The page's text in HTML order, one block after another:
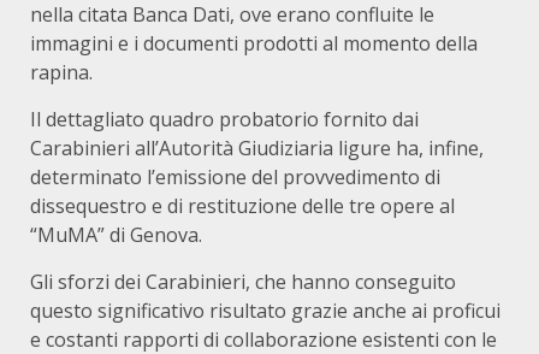
nella citata Banca Dati, ove erano confluite le
immagini e i documenti prodotti al momento della
rapina.
Il dettagliato quadro probatorio fornito dai
Carabinieri all’Autorità Giudiziaria ligure ha, infine,
determinato l’emissione del provvedimento di
dissequestro e di restituzione delle tre opere al
“MuMA” di Genova.
Gli sforzi dei Carabinieri, che hanno conseguito
questo significativo risultato grazie anche ai proficui
e costanti rapporti di collaborazione esistenti con le